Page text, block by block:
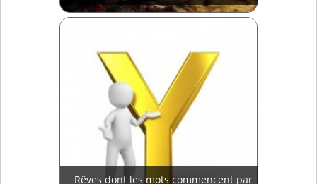
Rêves dont les mots commencent par